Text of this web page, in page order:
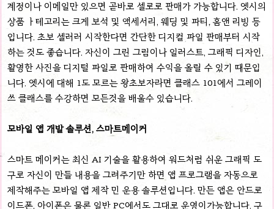
계정이나 이메일만 있으면 곧바로 셀로로 판매가 가능합니다. 엣시의
상품 ㅏ테고리는 크게 보석 및 액세서리, 웨딩 및 파티, 홈앤 리빙 등
입니다. 초보 셀러러 시작한다면 간단한 디지컬 파일 판매부터 시작
하는 것도 좋습니다. 자신이 그린 그림이나 일러스트, 그래픽 디자인,
활영한 사진을 디지털 파일로 판매하여 수익을 올릴 수 있기 때문입
니다. 엣시에 대해 1도 모르는 왕초보자라면 클래스 101에서 그레이
쓰 클래스를 수강하면 모든것을 배울수 있습니다.
모바일 앱 개발 솔루션, 스마트메이커
스마트 메이커는 최신 AI 기술을 활용하여 워드처럼 쉬운 그래픽 도
구로 자신이 만들 내용을 그려주기만 하면 앱 프로그램을 자동으로
제작해주는 모바일 앱 제작 민 운용 솔루션입니다. 만든 앱은 안드로
이드폰, 아이폰은 물론 일반 PC에서도 그대로 운영이가능합니다. 구